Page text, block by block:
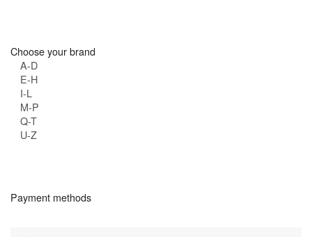
Choose your brand
A-D
E-H
I-L
M-P
Q-T
U-Z
Payment methods